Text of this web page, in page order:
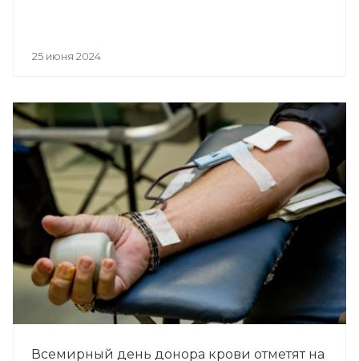
25 июня 2024
Всемирный день донора крови отметят на